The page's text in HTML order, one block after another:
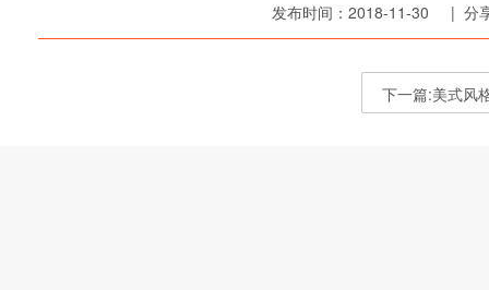
发布时间：2018-11-30 | 分
下一篇:美式风